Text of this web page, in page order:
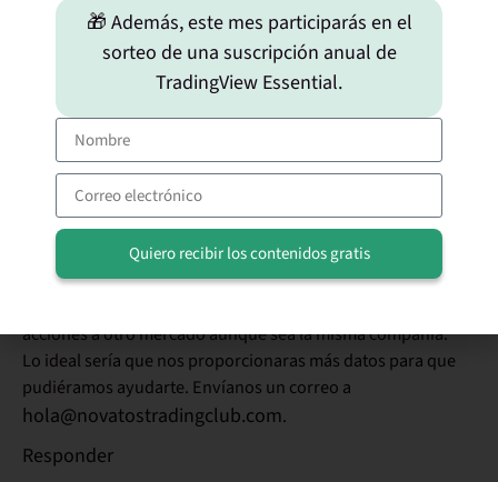
https://www.novatostradingclub.com/broker-
recomendado/)
Jorge - Escuela Profesional de
Tradersdice:
15/09/2021 a las
@René No sé si te he entendido bien René. Por lo que
comentas, tu acción cotiza en ambos mercados pero a
acciones a otro mercado aunque sea la misma compañía.
Lo ideal sería que nos proporcionaras más datos para que
pudiéramos ayudarte. Envíanos un correo a
hola@novatostradingclub.com.
Responder
🎁 Además, este mes participarás en el
sorteo de una suscripción anual de
TradingView Essential.
Quiero recibir los contenidos gratis